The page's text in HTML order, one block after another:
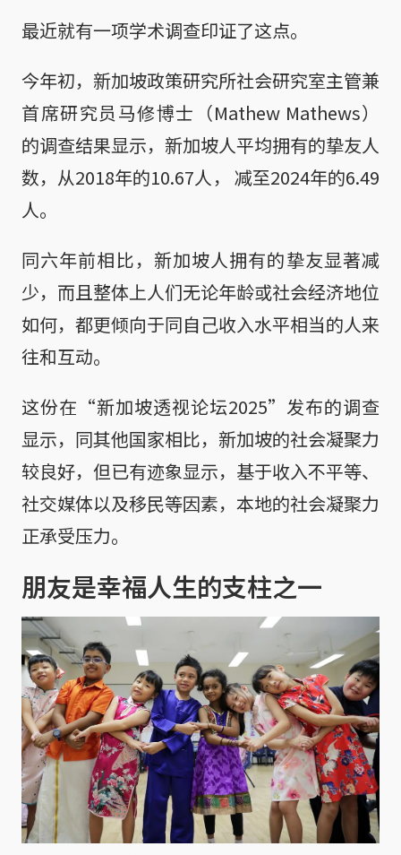
最近就有一项学术调查印证了这点。
今年初，新加坡政策研究所社会研究室主管兼
首席研究员马修博士（Mathew Mathews）
的调查结果显示，新加坡人平均拥有的挚友人
数，从2018年的10.67人， 减至2024年的6.49
人。
同六年前相比，新加坡人拥有的挚友显著减
少，而且整体上人们无论年龄或社会经济地位
如何，都更倾向于同自己收入水平相当的人来
往和互动。
这份在“新加坡透视论坛2025”发布的调查
显示，同其他国家相比，新加坡的社会凝聚力
较良好，但已有迹象显示，基于收入不平等、
社交媒体以及移民等因素，本地的社会凝聚力
正承受压力。
朋友是幸福人生的支柱之一